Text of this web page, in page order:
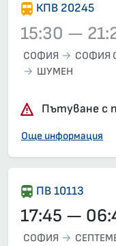
Влак 20245, 15:30
КПВ 20245
15:30 —
СОФИЯ СОФИЯ
ШУМЕН
Пътуване с
Още информация
ПВ 10113
17:45 —
СОФИЯ